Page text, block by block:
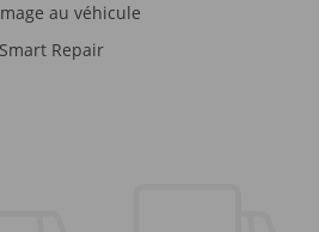
au véhicule
Smart Repair